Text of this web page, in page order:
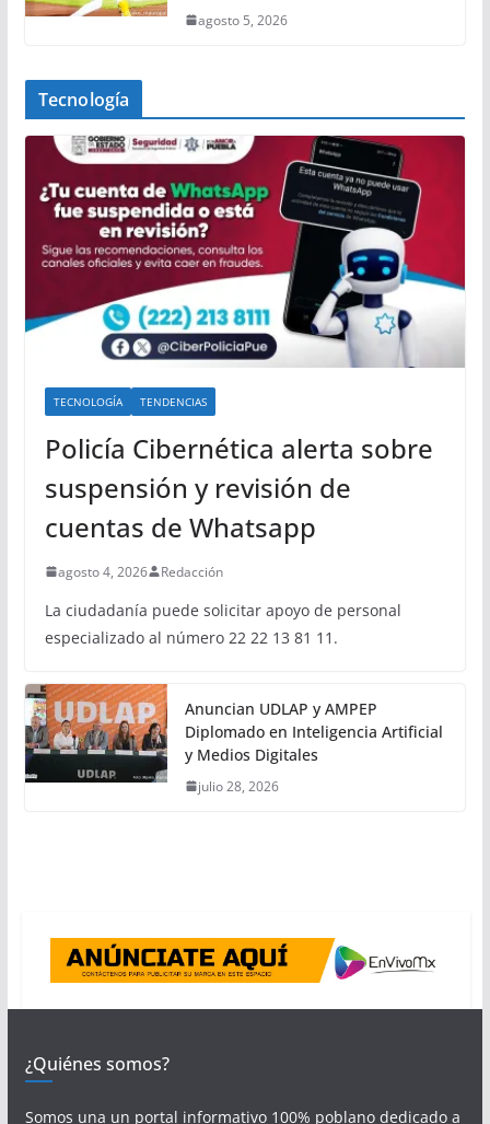
agosto 5, 2026
Tecnología
TECNOLOGÍA TENDENCIAS
Policía Cibernética alerta sobre
suspensión y revisión de
cuentas de Whatsapp
agosto 4, 2026 Redacción
La ciudadanía puede solicitar apoyo de personal
especializado al número 22 22 13 81 11.
Anuncian UDLAP y AMPEP
Diplomado en Inteligencia Artificial
y Medios Digitales
julio 28, 2026
¿Quiénes somos?
Somos una un portal informativo 100% poblano dedicado a